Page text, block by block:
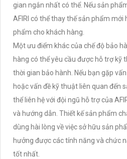
gian ngắn nhất có thể. Nếu sản
AFIRI có thể thay thế sản phẩm mới
phẩm cho khách hàng.
Một ưu điểm khác của chế độ bảo
hàng có thể yêu cầu được hỗ trợ kỹ
thời gian bảo hành. Nếu bạn gặp
hoặc vấn đề kỹ thuật liên quan đến
thể liên hệ với đội ngũ hỗ trợ của
và hướng dẫn. Thiết kế sản phẩm
dùng hài lòng về việc sở hữu sản
hưởng được các tính năng và chức
tốt nhất.